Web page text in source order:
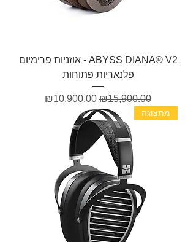
ABYSS DIANA® V2 - אוזניות פרימיום
פלנאריות פתוחות
מחיר רגיל
₪15,900.00 מחיר מבצע
₪10,900.00
מתצוגה